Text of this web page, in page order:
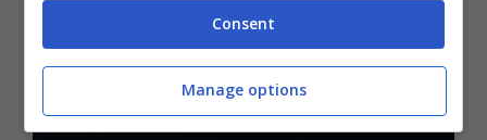
tra le vetture interessate, è il modello più raro
del gruppo.
Consent
Manage options